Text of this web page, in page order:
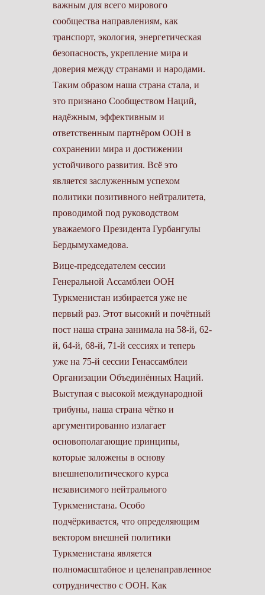
важным для всего мирового
сообщества направлениям, как
транспорт, экология, энергетическая
безопасность, укрепление мира и
доверия между странами и народами.
Таким образом наша страна стала, и
это признано Сообществом Наций,
надёжным, эффективным и
ответственным партнёром ООН в
сохранении мира и достижении
устойчивого развития. Всё это
является заслуженным успехом
политики позитивного нейтралитета,
проводимой под руководством
уважаемого Президента Гурбангулы
Бердымухамедова.
Вице-председателем сессии
Генеральной Ассамблеи ООН
Туркменистан избирается уже не
первый раз. Этот высокий и почётный
пост наша страна занимала на 58-й, 62-
й, 64-й, 68-й, 71-й сессиях и теперь
уже на 75-й сессии Генассамблеи
Организации Объединённых Наций.
Выступая с высокой международной
трибуны, наша страна чётко и
аргументированно излагает
основополагающие принципы,
которые заложены в основу
внешнеполитического курса
независимого нейтрального
Туркменистана. Особо
подчёркивается, что определяющим
вектором внешней политики
Туркменистана является
полномасштабное и целенаправленное
сотрудничество с ООН. Как